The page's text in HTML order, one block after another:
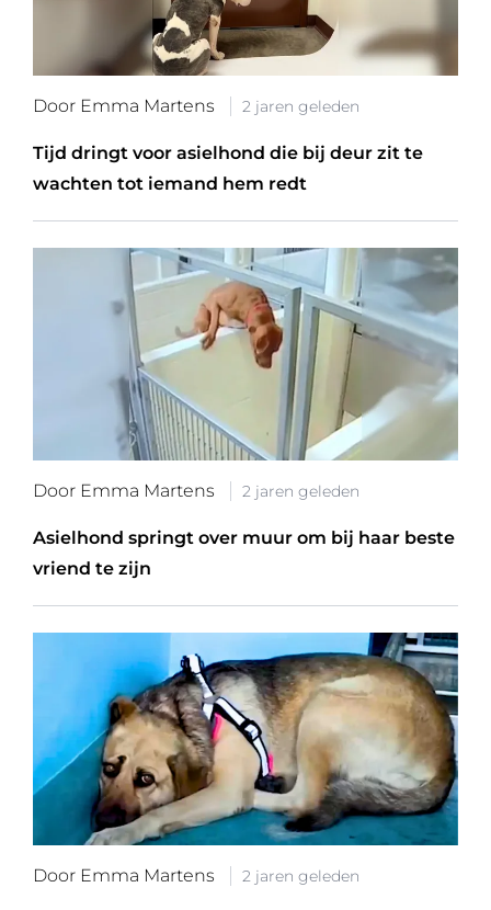
Door Emma Martens 2 jaren geleden
Tijd dringt voor asielhond die bij deur zit te
wachten tot iemand hem redt
Door Emma Martens 2 jaren geleden
Asielhond springt over muur om bij haar beste
vriend te zijn
Door Emma Martens 2 jaren geleden